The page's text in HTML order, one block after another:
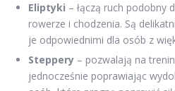
Eliptyki – łączą ruch podobny
rowerze i chodzenia. Są
je odpowiednimi dla osób z
Steppery – pozwalają na
jednocześnie poprawiając